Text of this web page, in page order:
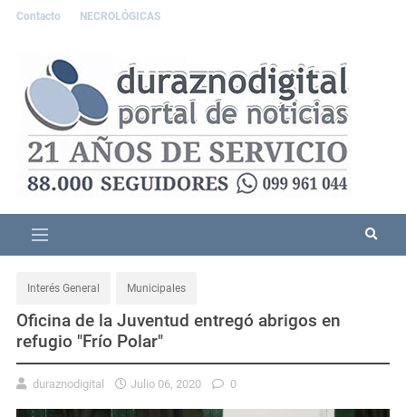
Contacto NECROLÓGICAS
Interés General Municipales
Oficina de la Juventud entregó abrigos en
refugio "Frío Polar"
duraznodigital Julio 06, 2020 0